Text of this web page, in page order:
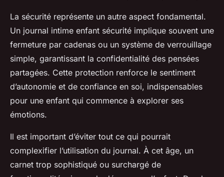
La sécurité représente un autre aspect fondamental.
Un journal intime enfant sécurité implique souvent une
fermeture par cadenas ou un système de verrouillage
simple, garantissant la confidentialité des pensées
partagées. Cette protection renforce le sentiment
d’autonomie et de confiance en soi, indispensables
pour une enfant qui commence à explorer ses
émotions.
Il est important d’éviter tout ce qui pourrait
complexifier l’utilisation du journal. À cet âge, un
carnet trop sophistiqué ou surchargé de